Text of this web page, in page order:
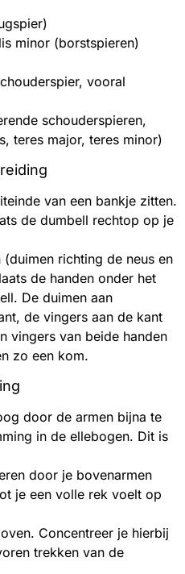
minor (borstspieren)
vooral
schouderspieren,
teres major, teres minor)
van een bankje zitten.
de dumbell rechtop op je
richting de neus en
de handen onder het
De duimen aan
de vingers aan de kant
vingers van beide handen
zo een kom.
door de armen bijna te
in de ellebogen. Dit is
door je bovenarmen
je een volle rek voelt op
Concentreer je hierbij
trekken van de